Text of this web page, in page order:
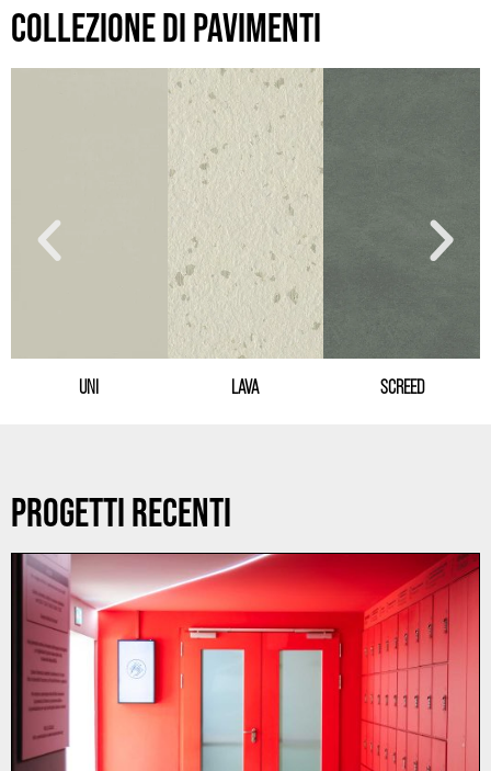
COLLEZIONE DI PAVIMENTI
UNI LAVA SCREED
Precedente
PROGETTI RECENTI